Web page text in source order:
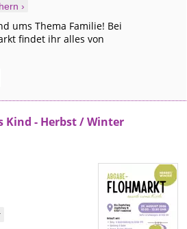
›
ums Thema Familie! Bei
findet ihr alles von
- Herbst / Winter